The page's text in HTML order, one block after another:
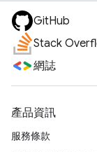
GitHub
Stack
網誌
產品資訊
服務條款